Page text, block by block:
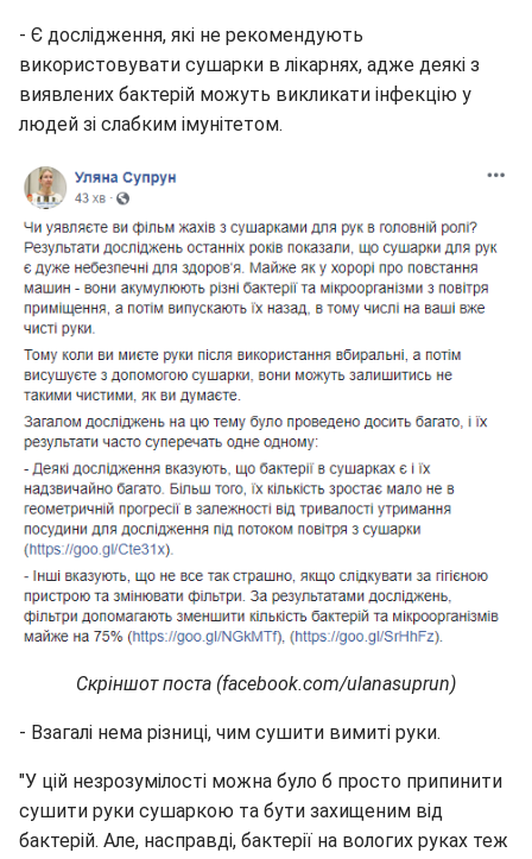
- Є дослідження, які не рекомендують
використовувати сушарки в лікарнях, адже деякі з
виявлених бактерій можуть викликати інфекцію у
людей зі слабким імунітетом.
Скріншот поста (facebook.com/ulanasuprun)
- Взагалі нема різниці, чим сушити вимиті руки.
"У цій незрозумілості можна було б просто припинити
сушити руки сушаркою та бути захищеним від
бактерій. Але, насправді, бактерії на вологих руках теж